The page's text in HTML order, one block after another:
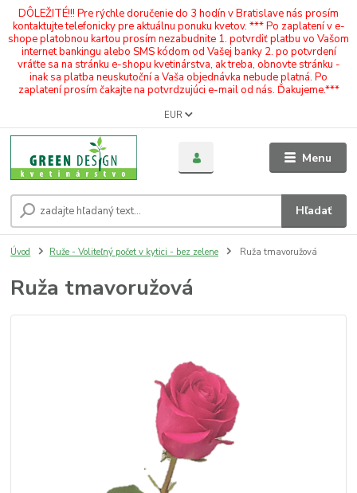
DÔLEŽITÉ!!! Pre rýchle doručenie do 3 hodín v Bratislave nás prosím
kontaktujte telefonicky pre aktuálnu ponuku kvetov. *** Po zaplatení v e-
shope platobnou kartou prosím nezabudnite 1. potvrdiť platbu vo Vašom
internet bankingu alebo SMS kódom od Vašej banky 2. po potvrdení
vráťte sa na stránku e-shopu kvetinárstva, ak treba, obnovte stránku -
inak sa platba neuskutoční a Vaša objednávka nebude platná. Po
zaplatení prosím čakajte na potvrdzujúci e-mail od nás. Ďakujeme.***
Menu
EUR
Hľadať
Úvod Ruže - Voliteľný počet v kytici - bez zelene Ruža tmavoružová
Ruža tmavoružová